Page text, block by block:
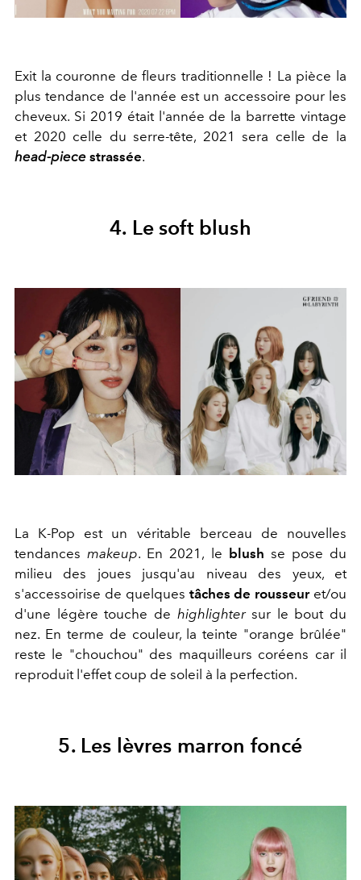
Exit la couronne de fleurs traditionnelle ! La pièce la
plus tendance de l'année est un accessoire pour les
cheveux. Si 2019 était l'année de la barrette vintage
et 2020 celle du serre-tête, 2021 sera celle de la
head-piece strassée.
4. Le soft blush
La K-Pop est un véritable berceau de nouvelles
tendancesmakeup. En 2021, le blush se pose du
milieu des joues jusqu'au niveau des yeux, et
s'accessoirise de quelques tâches de rousseuret/ou
d'une légère touche de highlightersur le bout du
nez. En terme de couleur, la teinte "orange brûlée"
reste le "chouchou" des maquilleurs coréens car il
reproduit l'effet coup de soleil à la perfection.
5. Les lèvres marron foncé